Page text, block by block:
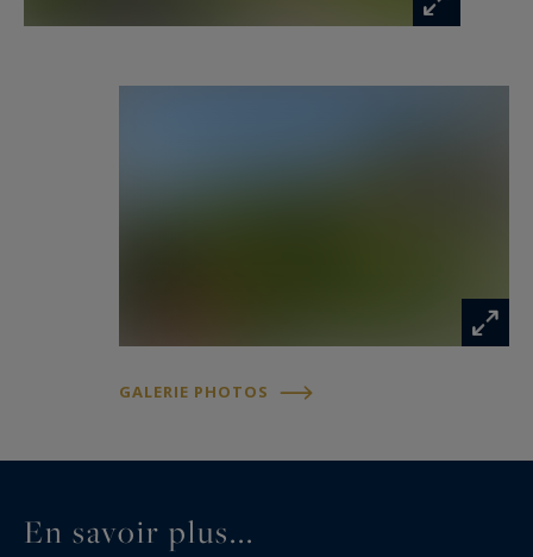
GALERIE PHOTOS
En savoir plus...